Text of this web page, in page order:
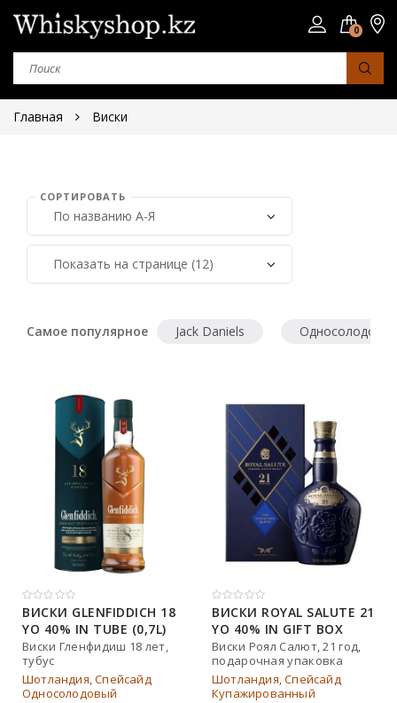
0
Главная Виски
СОРТИРОВАТЬ
Самое популярное Jack Daniels
ВИСКИ GLENFIDDICH 18
YO 40% IN TUBE (0,7L)
Виски Гленфидиш 18 лет,
тубус
Шотландия, Спейсайд
Односолодовый
ВИСКИ ROYAL SALUTE 21
YO 40% IN GIFT BOX
(0,7L)
Виски Роял Салют, 21 год,
подарочная упаковка
Шотландия, Спейсайд
Купажированный
Страна
Шотландия
Ирландия
Тип
Односолодовый
Купажированный
Бурбон
Купажированный солод
Солодовый